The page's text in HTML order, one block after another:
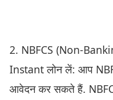
2. NBFCS (Non-
Instant लोन लें: आप
आवेदन कर सकते हैं.